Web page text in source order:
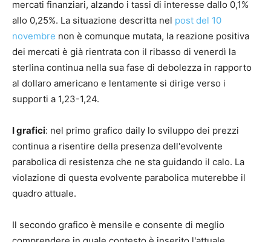
mercati finanziari, alzando i tassi di interesse dallo 0,1%
allo 0,25%. La situazione descritta nel post del 10
novembre non è comunque mutata, la reazione positiva
dei mercati è già rientrata con il ribasso di venerdì la
sterlina continua nella sua fase di debolezza in rapporto
al dollaro americano e lentamente si dirige verso i
supporti a 1,23-1,24.
I grafici: nel primo grafico daily lo sviluppo dei prezzi
continua a risentire della presenza dell'evolvente
parabolica di resistenza che ne sta guidando il calo. La
violazione di questa evolvente parabolica muterebbe il
quadro attuale.
Il secondo grafico è mensile e consente di meglio